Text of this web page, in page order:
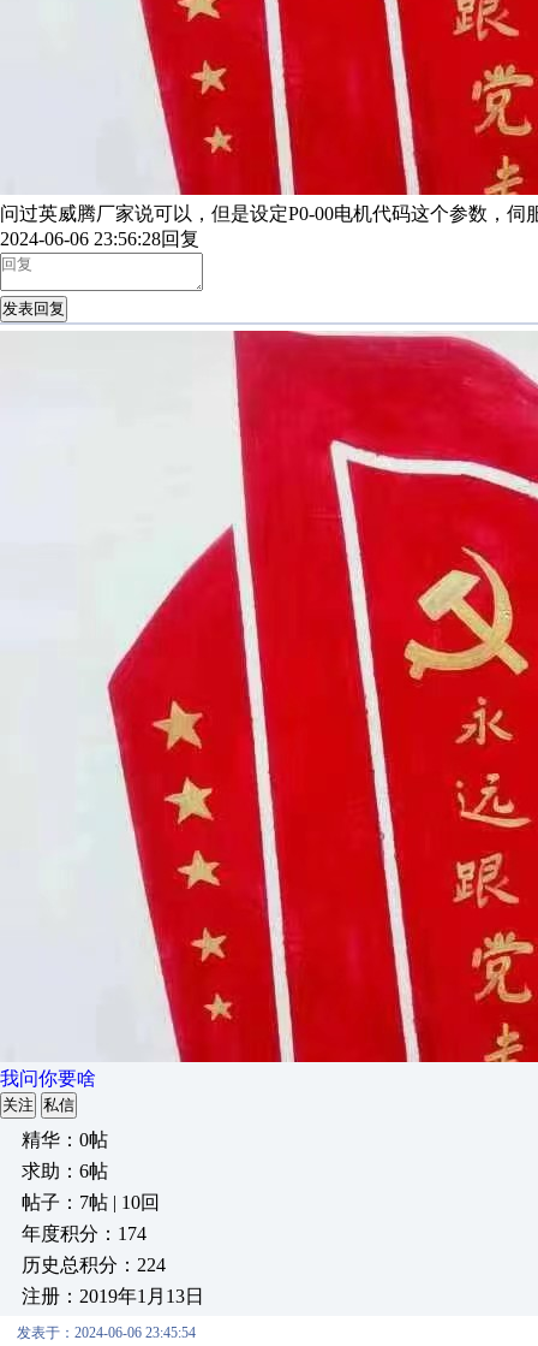
问过英威腾厂家说可以，但是设定P0-00电机代码这个参数，伺
2024-06-06 23:56:28回复
发表回复
我问你要啥
关注 私信
精华：0帖
求助：6帖
帖子：7帖 | 10回
年度积分：174
历史总积分：224
注册：2019年1月13日
发表于：2024-06-06 23:45:54